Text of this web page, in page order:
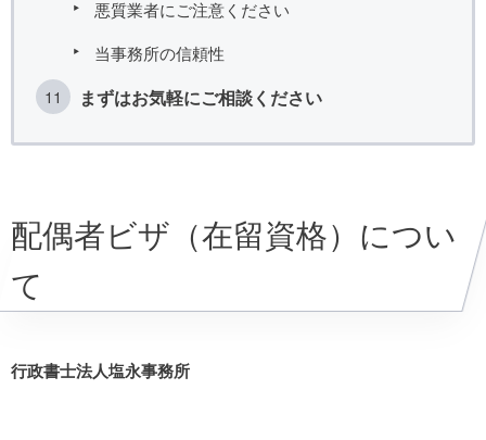
悪質業者にご注意ください
当事務所の信頼性
まずはお気軽にご相談ください
配偶者ビザ（在留資格）につい
て
行政書士法人塩永事務所